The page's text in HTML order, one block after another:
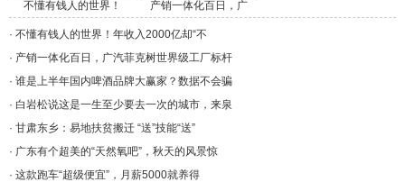
不懂有钱人的世界！
年/a>
产销一体化百日，广
汽/a>
· 不懂有钱人的世界！年收入2000亿却“不
· 产销一体化百日，广汽菲克树世界级工厂标杆
· 谁是上半年国内啤酒品牌大赢家？数据不会骗
· 白岩松说这是一生至少要去一次的城市，来泉
· 甘肃东乡：易地扶贫搬迁 “送”技能“送”
· 广东有个超美的“天然氧吧”，秋天的风景惊
· 这款跑车“超级便宜”，月薪5000就养得